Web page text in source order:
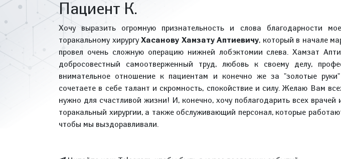
Пациент К.
Хочу выразить огромную признательность и слова благодарности
торакальному хирургуХасанову Хамзату Аптиевичу, который в начале
провел очень сложную операцию нижней лобэктомии слева. Хамзат
добросовестный самоотверженный труд, любовь к своему делу,
внимательное отношение к пациентам и конечно же за "золотые
сочетаете в себе талант и скромность, спокойствие и силу. Желаю Вам
нужно для счастливой жизни! И, конечно, хочу поблагодарить всех врачей
торакальный хирургии, а также обслуживающий персонал, которые
чтобы мы выздоравливали.